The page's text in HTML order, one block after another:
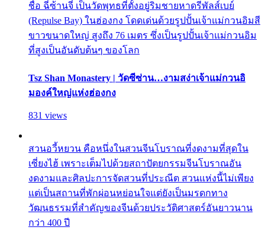
ชื่อ ฉี่ซ้านจี๋ เป็นวัดพุทธที่ตั้งอยู่ริมชายหาดรีพัลส์เบย์
(Repulse Bay) ในฮ่องกง โดดเด่นด้วยรูปปั้นเจ้าแม่กวนอิมสี
ขาวขนาดใหญ่ สูงถึง 76 เมตร ซึ่งเป็นรูปปั้นเจ้าแม่กวนอิม
ที่สูงเป็นอันดับต้นๆ ของโลก
Tsz Shan Monastery | วัดซีซ่าน…งามสง่าเจ้าแม่กวนอิ
มองค์ใหญ่แห่งฮ่องกง
831 views
สวนอวี้หยวน คือหนึ่งในสวนจีนโบราณที่งดงามที่สุดใน
เซี่ยงไฮ้ เพราะเต็มไปด้วยสถาปัตยกรรมจีนโบราณอัน
งดงามและศิลปะการจัดสวนที่ประณีต สวนแห่งนี้ไม่เพียง
แต่เป็นสถานที่พักผ่อนหย่อนใจแต่ยังเป็นมรดกทาง
วัฒนธรรมที่สำคัญของจีนด้วยประวัติศาสตร์อันยาวนาน
กว่า 400 ปี